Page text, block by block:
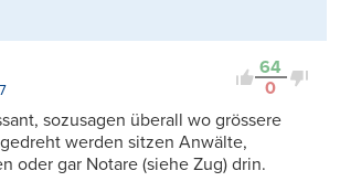
64
0
sozusagen überall wo grössere
werden sitzen Anwälte,
oder gar Notare (siehe Zug) drin.